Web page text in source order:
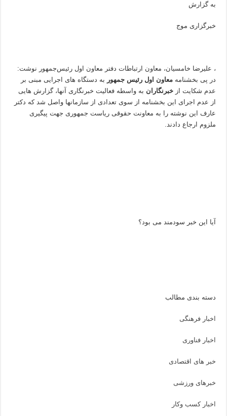
به گزارش
خبرگزاری موج
، علیرضا خامسیان، معاون ارتباطات دفتر معاون اول رئیس‌جمهور نوشت:
‌در پی بخشنامهمعاون اول رئیس جمهور به دستگاه های اجرایی مبنی بر
عدم شکایت ازخبرنگاران به واسطه فعالیت خبرنگاری آنها، گزارش هایی
از عدم اجرای این بخشنامه از سوی تعدادی از سازمانها واصل شد که دکتر
عارف این نوشته را به معاونت حقوقی ریاست جمهوری جهت پیگیری
ملزوم ارجاع دادند.
آیا این خبر سودمند می بود؟
دسته بندی مطالب
اخبار فرهنگی
اخبار فناوری
خبر های اقتصادی
خبرهای ورزشی
اخبار کسب وکار